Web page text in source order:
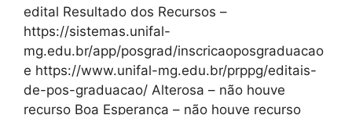
edital Resultado dos Recursos –
https://sistemas.unifal-
mg.edu.br/app/posgrad/inscricaoposgraduacao
e https://www.unifal-mg.edu.br/prppg/editais-
de-pos-graduacao/ Alterosa – não houve
recurso Boa Esperança – não houve recurso